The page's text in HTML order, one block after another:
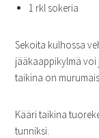
1 rkl sokeria
Sekoita kulhossa
jääkaappikylmä voi
taikina on
Kääri taikina
tunniksi.